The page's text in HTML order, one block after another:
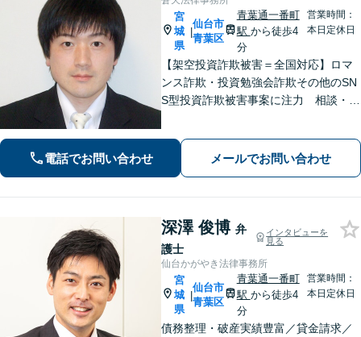
宮
城
県
|
仙台市
青葉区
青葉通一番町
駅 から徒歩4
分
営業時間：
本日定休日
【架空投資詐欺被害＝全国対応】ロマ
ンス詐欺・投資勉強会詐欺その他のSN
S型投資詐欺被害事案に注力 相談・回
成功報酬制【青葉通一番町駅4分】
電話でお問い合わせ メールでお問い合わせ
深澤 俊博 弁
護士
インタビューを
見る
仙台かがやき法律事務所
宮
城
県
|
仙台市
青葉区
青葉通一番町
駅 から徒歩4
分
営業時間：
本日定休日
債務整理・破産実績豊富／貸金請求／